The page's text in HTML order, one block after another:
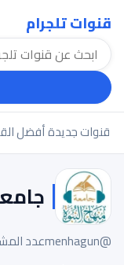
قنوات تلجرام
قنوات جديدةأفضل
@menhagun
عدد